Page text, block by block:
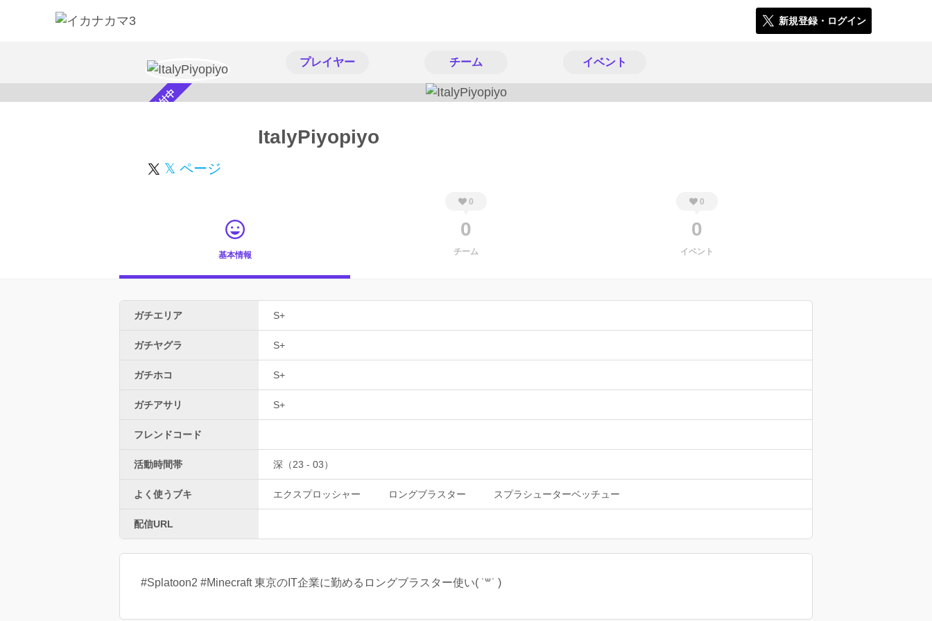
新規登録・ログイン
プレイヤー チーム イベント
スカウト受付中 ItalyPiyopiyo
𝕏 ページ
基本情報
0
0
チーム
0
0
イベント
ガチエリア S+
ガチヤグラ S+
ガチホコ S+
ガチアサリ S+
フレンドコード
活動時間帯 深（23 - 03）
よく使うブキ エクスプロッシャー ロングブラスター スプラシューターベッチュー
配信URL
#Splatoon2 #Minecraft 東京のIT企業に勤めるロングブラスター使い( ˙꒳˙ )